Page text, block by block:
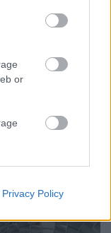
or
app.
Privacy Policy